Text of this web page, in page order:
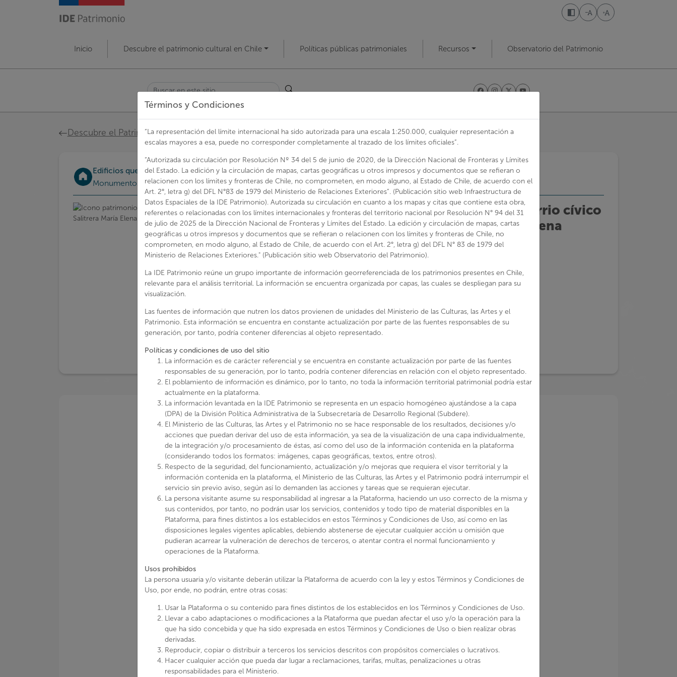
Disminuir tamaño de letra
Aumentar tamaño de
Navegación
Inicio Descubre el patrimonio cultural en Chile Políticas públicas patrimoniales Recursos Observatorio del Patrimonio
Buscar
Descubre el Patrimonio Cultural en Chile
Edificios que conforman el barrio cívico de la Oficina Salitrera María Elena
Monumentos históricos
Edificios que conforman el barrio cívico
de la Oficina Salitrera María Elena
FICHA TÉCNICA
Región:Antofagasta
Provincia:
Tocopilla
Número de decreto: 400
Fecha de decreto:
Términos y Condiciones
“La representación del límite internacional ha sido autorizada para una escala 1:250.000, cualquier representación a
escalas mayores a esa, puede no corresponder completamente al trazado de los límites oficiales”.
“Autorizada su circulación por Resolución Nº 34 del 5 de junio de 2020, de la Dirección Nacional de Fronteras y Límites
del Estado. La edición y la circulación de mapas, cartas geográficas u otros impresos y documentos que se refieran o
relacionen con los límites y fronteras de Chile, no comprometen, en modo alguno, al Estado de Chile, de acuerdo con el
Art. 2°, letra g) del DFL N°83 de 1979 del Ministerio de Relaciones Exteriores”. (Publicación sitio web Infraestructura de
Datos Espaciales de la IDE Patrimonio). Autorizada su circulación en cuanto a los mapas y citas que contiene esta obra,
referentes o relacionadas con los límites internacionales y fronteras del territorio nacional por Resolución N° 94 del 31
de julio de 2025 de la Dirección Nacional de Fronteras y Límites del Estado. La edición y circulación de mapas, cartas
geográficas u otros impresos y documentos que se refieran o relacionen con los límites y fronteras de Chile, no
comprometen, en modo alguno, al Estado de Chile, de acuerdo con el Art. 2°, letra g) del DFL N° 83 de 1979 del
Ministerio de Relaciones Exteriores." (Publicación sitio web Observatorio del Patrimonio).
La IDE Patrimonio reúne un grupo importante de información georreferenciada de los patrimonios presentes en Chile,
relevante para el análisis territorial. La información se encuentra organizada por capas, las cuales se despliegan para su
visualización.
Las fuentes de información que nutren los datos provienen de unidades del Ministerio de las Culturas, las Artes y el
Patrimonio. Esta información se encuentra en constante actualización por parte de las fuentes responsables de su
generación, por tanto, podría contener diferencias al objeto representado.
Políticas y condiciones de uso del sitio
La información es de carácter referencial y se encuentra en constante actualización por parte de las fuentes
responsables de su generación, por lo tanto, podría contener diferencias en relación con el objeto representado.
El poblamiento de información es dinámico, por lo tanto, no toda la información territorial patrimonial podría estar
actualmente en la plataforma.
La información levantada en la IDE Patrimonio se representa en un espacio homogéneo ajustándose a la capa
(DPA) de la División Política Administrativa de la Subsecretaría de Desarrollo Regional (Subdere).
El Ministerio de las Culturas, las Artes y el Patrimonio no se hace responsable de los resultados, decisiones y/o
acciones que puedan derivar del uso de esta información, ya sea de la visualización de una capa individualmente,
de la integración y/o procesamiento de éstas, así como del uso de la información contenida en la plataforma
(considerando todos los formatos: imágenes, capas geográficas, textos, entre otros).
Respecto de la seguridad, del funcionamiento, actualización y/o mejoras que requiera el visor territorial y la
información contenida en la plataforma, el Ministerio de las Culturas, las Artes y el Patrimonio podrá interrumpir el
servicio sin previo aviso, según así lo demanden las acciones y tareas que se requieran ejecutar.
La persona visitante asume su responsabilidad al ingresar a la Plataforma, haciendo un uso correcto de la misma y
sus contenidos, por tanto, no podrán usar los servicios, contenidos y todo tipo de material disponibles en la
Plataforma, para fines distintos a los establecidos en estos Términos y Condiciones de Uso, así como en las
disposiciones legales vigentes aplicables, debiendo abstenerse de ejecutar cualquier acción u omisión que
pudieran acarrear la vulneración de derechos de terceros, o atentar contra el normal funcionamiento y
operaciones de la Plataforma.
Usos prohibidos
La persona usuaria y/o visitante deberán utilizar la Plataforma de acuerdo con la ley y estos Términos y Condiciones de
Uso, por ende, no podrán, entre otras cosas:
Usar la Plataforma o su contenido para fines distintos de los establecidos en los Términos y Condiciones de Uso.
Llevar a cabo adaptaciones o modificaciones a la Plataforma que puedan afectar el uso y/o la operación para la
que ha sido concebida y que ha sido expresada en estos Términos y Condiciones de Uso o bien realizar obras
derivadas.
Reproducir, copiar o distribuir a terceros los servicios descritos con propósitos comerciales o lucrativos.
Hacer cualquier acción que pueda dar lugar a reclamaciones, tarifas, multas, penalizaciones u otras
responsabilidades para el Ministerio.